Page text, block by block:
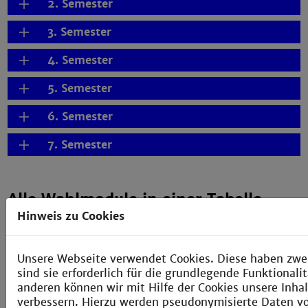
2. Semester
3. Semester
4. Semester
5. Semester
6. Semester
7. Semester
Alle Wahlmodule in einer Tabelle
Wechselmöglichkeiten
Unser durchgängiges Konzept ermöglicht Dir einen
Hinweis zu Cookies
Unsere Webseite verwendet Cookies. Diese haben
sind sie erforderlich für die grundlegende
anderen können wir mit Hilfe der Cookies unsere
verbessern. Hierzu werden pseudonymisierte Daten